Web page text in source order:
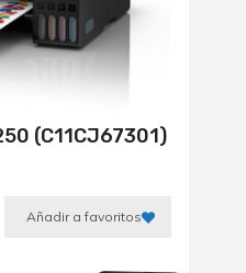
(C11CJ67301)
Añadir a favoritos